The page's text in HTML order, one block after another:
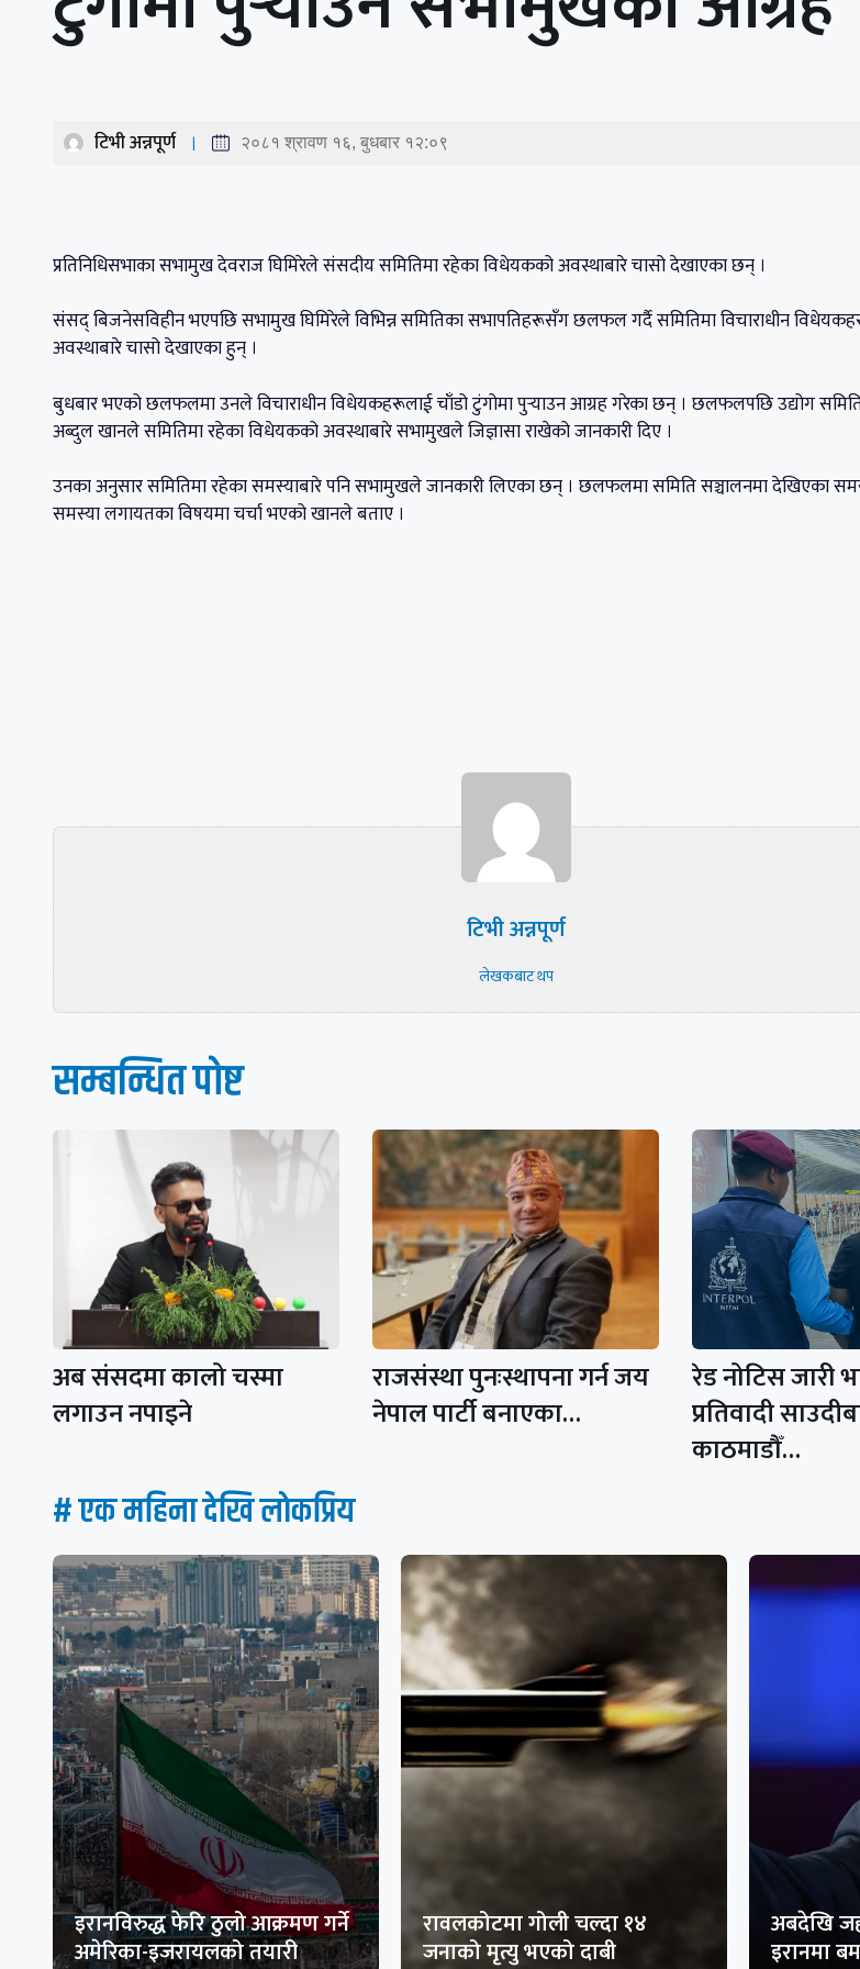
टिभी अन्नपूर्ण २०८१ श्रावण १६, बुधबार १२:०९
प्रतिनिधिसभाका सभामुख देवराज घिमिरेले संसदीय समितिमा रहेका विधेयकको अवस्थाबारे चासो देखाएका छन् ।
संसद् बिजनेसविहीन भएपछि सभामुख घिमिरेले विभिन्न समितिका सभापतिहरूसँग छलफल गर्दै समितिमा विचाराधीन
अवस्थाबारे चासो देखाएका हुन् ।
बुधबार भएको छलफलमा उनले विचाराधीन विधेयकहरूलाई चाँडो टुंगोमा पुर्‍याउन आग्रह गरेका छन् । छलफलपछि उद्योग
अब्दुल खानले समितिमा रहेका विधेयकको अवस्थाबारे सभामुखले जिज्ञासा राखेको जानकारी दिए ।
उनका अनुसार समितिमा रहेका समस्याबारे पनि सभामुखले जानकारी लिएका छन् । छलफलमा समिति सञ्चालनमा देखिएका
समस्या लगायतका विषयमा चर्चा भएको खानले बताए ।
टिभी अन्नपूर्ण
लेखकबाट थप
सम्बन्धित पाेष्ट
अब संसदमा कालो चस्मा
लगाउन नपाइने
राजसंस्था पुनःस्थापना गर्न जय
नेपाल पार्टी बनाएका…
रेड नोटिस जारी
प्रतिवादी
काठमाडौँ…
# एक महिना देखि लाेकप्रिय
इरानविरुद्ध फेरि ठुलो आक्रमण गर्ने
अमेरिका-इजरायलको तयारी
रावलकोटमा गोली चल्दा १४
जनाको मृत्यु भएको दाबी
अबदेखि
इरानमा